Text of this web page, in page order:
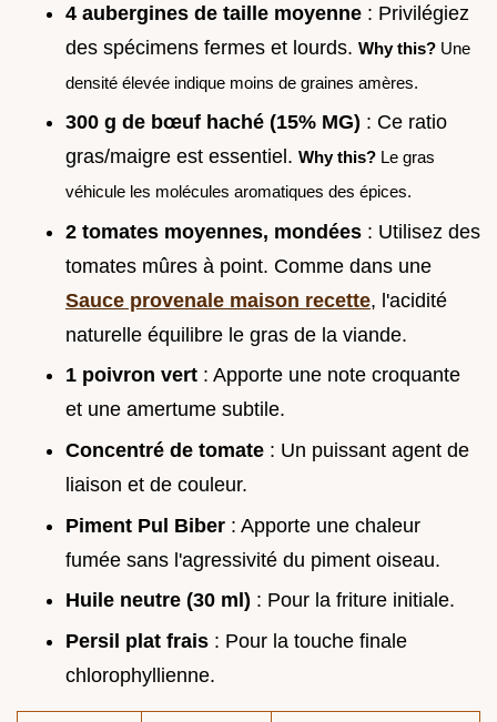
4 aubergines de taille moyenne : Privilégiez
des spécimens fermes et lourds. Why this? Une
densité élevée indique moins de graines amères.
300 g de bœuf haché (15% MG) : Ce ratio
gras/maigre est essentiel. Why this? Le gras
véhicule les molécules aromatiques des épices.
2 tomates moyennes, mondées : Utilisez des
tomates mûres à point. Comme dans une
Sauce provenale maison recette, l'acidité
naturelle équilibre le gras de la viande.
1 poivron vert : Apporte une note croquante
et une amertume subtile.
Concentré de tomate : Un puissant agent de
liaison et de couleur.
Piment Pul Biber : Apporte une chaleur
fumée sans l'agressivité du piment oiseau.
Huile neutre (30 ml) : Pour la friture initiale.
Persil plat frais : Pour la touche finale
chlorophyllienne.